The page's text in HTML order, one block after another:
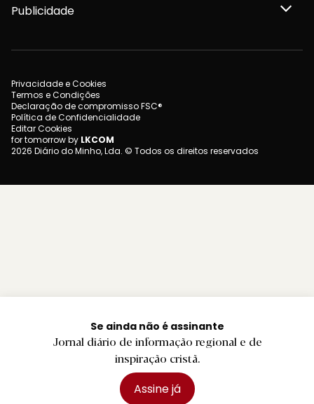
Se ainda não é assinante
Jornal diário de informação regional e de
inspiração cristã.
Assine já
Publicidade
Privacidade e Cookies
Termos e Condições
Declaração de compromisso FSC®
Política de Confidencialidade
Editar Cookies
for tomorrow by LKCOM
2026 Diário do Minho, Lda. © Todos os direitos reservados